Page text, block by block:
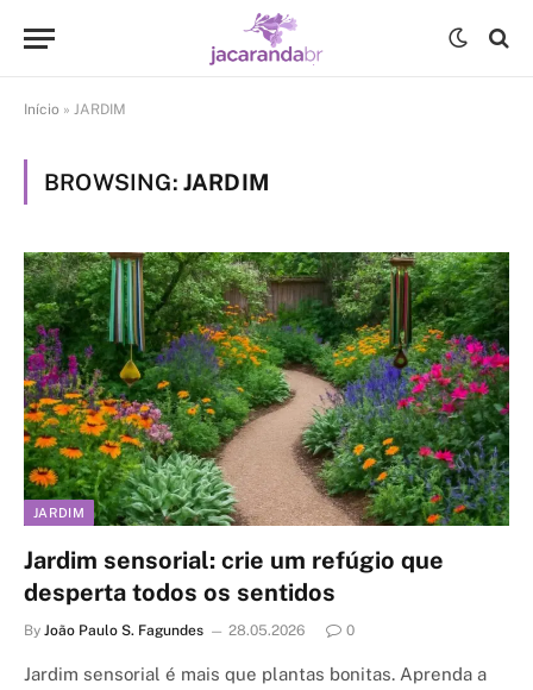
Início » JARDIM
BROWSING: JARDIM
JARDIM
Jardim sensorial: crie um refúgio que
desperta todos os sentidos
By João Paulo S. Fagundes 28.05.2026 0
Jardim sensorial é mais que plantas bonitas. Aprenda a